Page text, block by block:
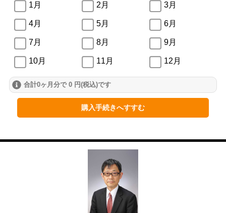
1月 2月 3月
4月 5月 6月
7月 8月 9月
10月 11月 12月
2024年
2月
7月 8月 9月
11月
2月
合計0ヶ月分で 0 円(税込)です
購入手続きへすすむ